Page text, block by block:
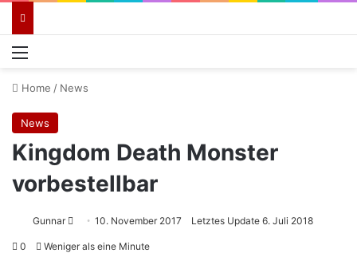
Menü
Home / News
News
Kingdom Death Monster
vorbestellbar
Gunnar
Sende10. November 2017 Letztes Update 6. Juli 2018
0 Weniger als eine Minute